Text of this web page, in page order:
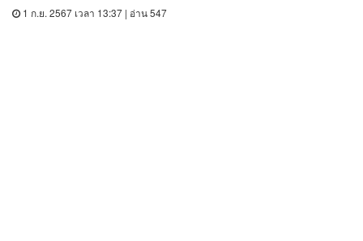
1 ก.ย. 2567 เวลา 13:37 | อ่าน 547